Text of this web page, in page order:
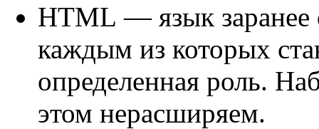
HTML — язык заранее
каждым из которых
определенная роль.
этом нерасширяем.